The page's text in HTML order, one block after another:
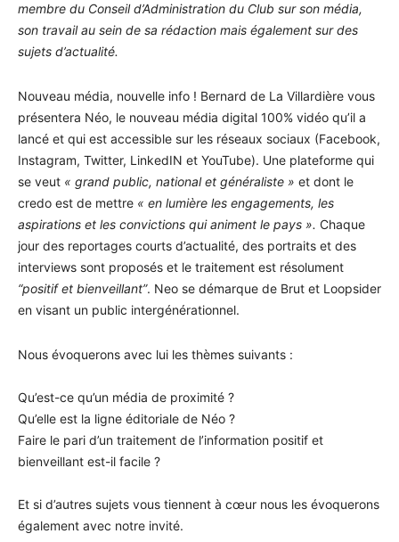
membre du Conseil d’Administration du Club sur son média,
son travail au sein de sa rédaction mais également sur des
sujets d’actualité.
Nouveau média, nouvelle info ! Bernard de La Villardière vous
présentera Néo, le nouveau média digital 100% vidéo qu’il a
lancé et qui est accessible sur les réseaux sociaux (Facebook,
Instagram, Twitter, LinkedIN et YouTube). Une plateforme qui
se veut « grand public, national et généraliste » et dont le
credo est de mettre « en lumière les engagements, les
aspirations et les convictions qui animent le pays ». Chaque
jour des reportages courts d’actualité, des portraits et des
interviews sont proposés et le traitement est résolument
“positif et bienveillant”. Neo se démarque de Brut et Loopsider
en visant un public intergénérationnel.
Nous évoquerons avec lui les thèmes suivants :
Qu’est-ce qu’un média de proximité ?
Qu’elle est la ligne éditoriale de Néo ?
Faire le pari d’un traitement de l’information positif et
bienveillant est-il facile ?
Et si d’autres sujets vous tiennent à cœur nous les évoquerons
également avec notre invité.